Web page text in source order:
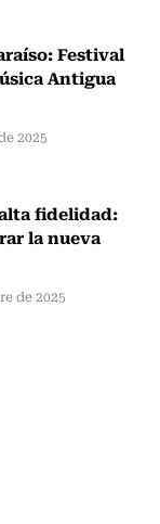
Festival
Antigua
2025
fidelidad:
la nueva
de 2025